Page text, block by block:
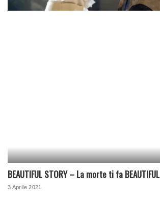
BEAUTIFUL STORY – La morte ti fa BEAUTIFUL
3 Aprile 2021